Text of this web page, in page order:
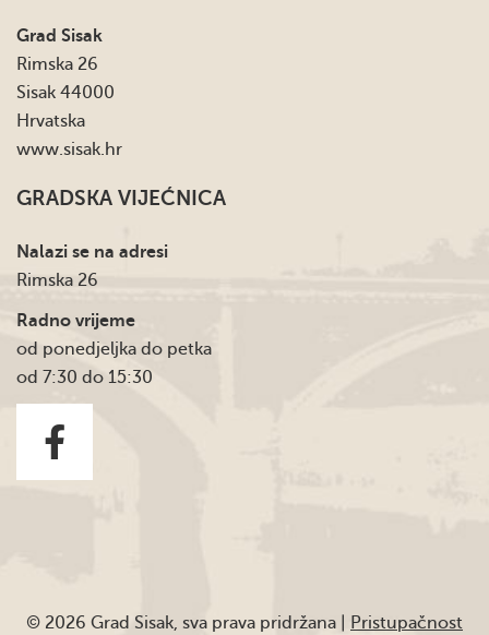
Grad Sisak
Rimska 26
Sisak 44000
Hrvatska
www.sisak.hr
GRADSKA VIJEĆNICA
Nalazi se na adresi
Rimska 26
Radno vrijeme
od ponedjeljka do petka
od 7:30 do 15:30
© 2026 Grad Sisak, sva prava pridržana | Pristupačnost